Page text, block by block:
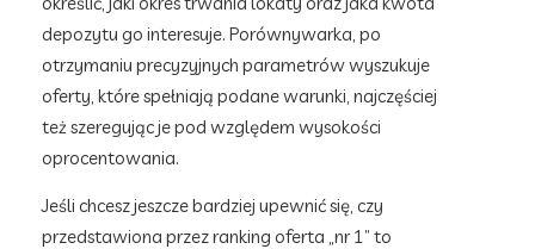
depozytu go interesuje. Porównywarka, po
otrzymaniu precyzyjnych parametrów wyszukuje
oferty, które spełniają podane warunki, najczęściej
też szeregując je pod względem wysokości
oprocentowania.
Jeśli chcesz jeszcze bardziej upewnić się, czy
przedstawiona przez ranking oferta „nr 1” to